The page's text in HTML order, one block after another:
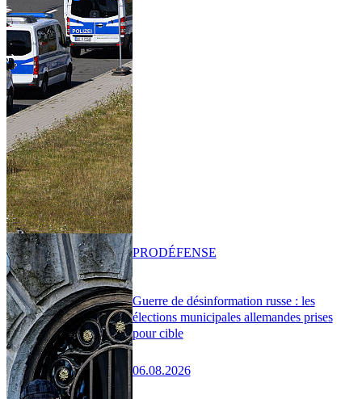
Guerre de désinformation russe : les
élections municipales allemandes prises
pour cible
06.08.2026
PRODÉFENSE